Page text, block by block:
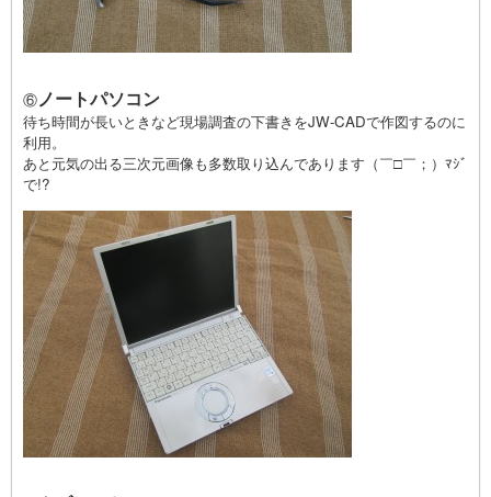
⑥ノートパソコン
待ち時間が長いときなど現場調査の下書きをJW-CADで作図するのに
利用。
あと元気の出る三次元画像も多数取り込んであります（￣□￣；）ﾏｼﾞ
で!?